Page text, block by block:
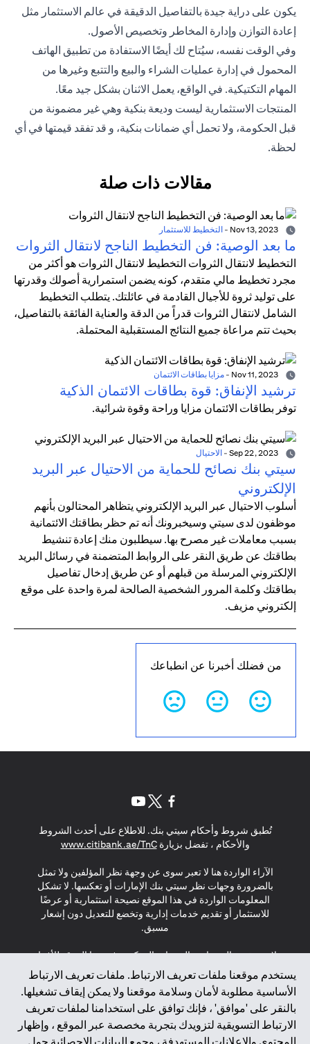
يكون على دراية جيدة بالتفاصيل الدقيقة في عالم الاستثمار مثل
إعادة التوازن وإدارة المخاطر وتخصيص الأصول.
وفي الوقت نفسه، سيُتاح لك أيضًا الاستفادة من تطبيق الهاتف
المحمول في إدارة عمليات الشراء والبيع والتتبع وغيرها من
المهام التكتيكية. في الواقع، يعمل الاثنان بشكل جيد معًا.
المنتجات الاستثمارية ليست وديعة بنكية وهي غير مضمونة من
قبل الحكومة، ولا تحمل أي ضمانات بنكية، و قد تفقد قيمتها في أي
لحظة.
مقالات ذات صلة
- التخطيط للاستثمار
ما بعد الوصية: فن التخطيط الناجح لانتقال الثروات
التخطيط لانتقال الثروات التخطيط لانتقال الثروات هو أكثر من
مجرد تخطيط مالي متقدم، كونه يضمن استمرارية أصولك وقدرتها
على توليد ثروة للأجيال القادمة في عائلتك. يتطلب التخطيط
الشامل لانتقال الثروات قدراً من الدقة والعناية الفائقة بالتفاصيل،
بحيث تتم مراعاة جميع النتائج المستقبلية المحتملة.
- مزايا بطاقات الائتمان
ترشيد الإنفاق: قوة بطاقات الائتمان الذكية
توفر بطاقات الائتمان مزايا وراحة وقوة شرائية.
- الاحتيال
سيتي بنك نصائح للحماية من الاحتيال عبر البريد
الإلكتروني
أسلوب الاحتيال عبر البريد الإلكتروني يتظاهر المحتالون بأنهم
موظفون لدى سيتي وسيخبرونك أنه تم حظر بطاقتك الائتمانية
بسبب معاملات غير مصرح بها. سيطلبون منك إعادة تنشيط
بطاقتك عن طريق النقر على الروابط المتضمنة في رسائل البريد
الإلكتروني المرسلة من قبلهم أو عن طريق إدخال تفاصيل
بطاقتك وكلمة المرور الشخصية الصالحة لمرة واحدة على موقع
إلكتروني مزيف.
من فضلك أخبرنا عن انطباعك
يستخدم موقعنا ملفات تعريف الارتباط. ملفات تعريف الارتباط
الأساسية مطلوبة لأمان وسلامة موقعنا ولا يمكن إيقاف تشغيلها.
بالنقر على 'موافق' ، فإنك توافق على استخدامنا لملفات تعريف
الارتباط التسويقية لتزويدك بتجربة مخصصة عبر الموقع ، وإظهار
تُطبق شروط وأحكام سيتي بنك. للاطلاع على أحدث الشروط
والأحكام ، تفضل بزيارةwww.citibank.ae/TnC
in a new tab
الآراء الواردة هنا لا تعبر سوى عن وجهة نظر المؤلفين ولا تمثل
بالضرورة وجهات نظر سيتي بنك الإمارات أو تعكسها. لا تشكل
المعلومات الواردة في هذا الموقع نصيحة استثمارية أو عرضًا
للاستثمار أو تقديم خدمات إدارية وتخضع للتعديل دون إشعار
مسبق.
لا يتم تقديم المنتجات والخدمات المذكورة في هذا الموقع للأفراد
المقيمين في الاتحاد الأوروبي أو المنطقة الاقتصادية الأوروبية أو
سويسرا أو غيرنسي أو جيرسي أو موناكو أو سان مارينو أو
الفاتيكان أو جزيرة مان أو المملكة المتحدة أو خصوصية البيانات
(لائحة حماية البيانات العامة \ قانون حماية البيانات الشخصية
العامة \ قانون خصوصية نيوزيلندا). المحتوى الموجود في هذه
الصفحة ليس ولا ينبغي تفسيره على أنه عرض أو دعوة أو دعوة